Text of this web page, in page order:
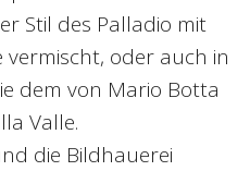
Stil des Palladio mit
oder auch in
dem von Mario Botta
Valle.
die Bildhauerei